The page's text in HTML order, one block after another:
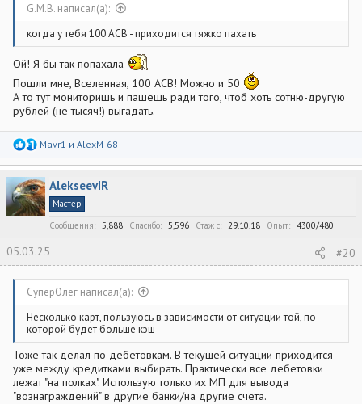
G.M.B. написал(а):
когда у тебя 100 АСВ - приходится тяжко пахать
Ой! Я бы так попахала
Пошли мне, Вселенная, 100 АСВ! Можно и 50
А то тут мониторишь и пашешь ради того, чтоб хоть сотню-другую
рублей (не тысяч!) выгадать.
Р
а
к
ц
и
и
Mavr1 и AlexM-68
AlekseevIR
Мастер
Сообщения
5,888 Спасибо 5,596 Стаж c 29.10.18 Опыт 4300/480
05.03.25 #20
СуперОлег написал(а):
Несколько карт, пользуюсь в зависимости от ситуации той, по
которой будет больше кэш
Тоже так делал по дебетовкам. В текущей ситуации приходится
уже между кредитками выбирать. Практически все дебетовки
лежат "на полках". Использую только их МП для вывода
"вознаграждений" в другие банки/на другие счета.